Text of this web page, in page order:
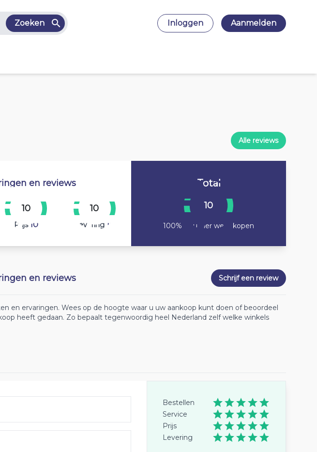
Zoeken Inloggen Aanmelden
Alle reviews
en reviews
10
Prijs 10
10
Levering 10
Total
10
100% Zou hier weer kopen
en reviews Schrijf een review
en ervaringen. Wees op de hoogte waar u uw aankoop kunt doen of beoordeel
heeft gedaan. Zo bepaalt tegenwoordig heel Nederland zelf welke winkels
Bestellen
Service
Prijs
Levering